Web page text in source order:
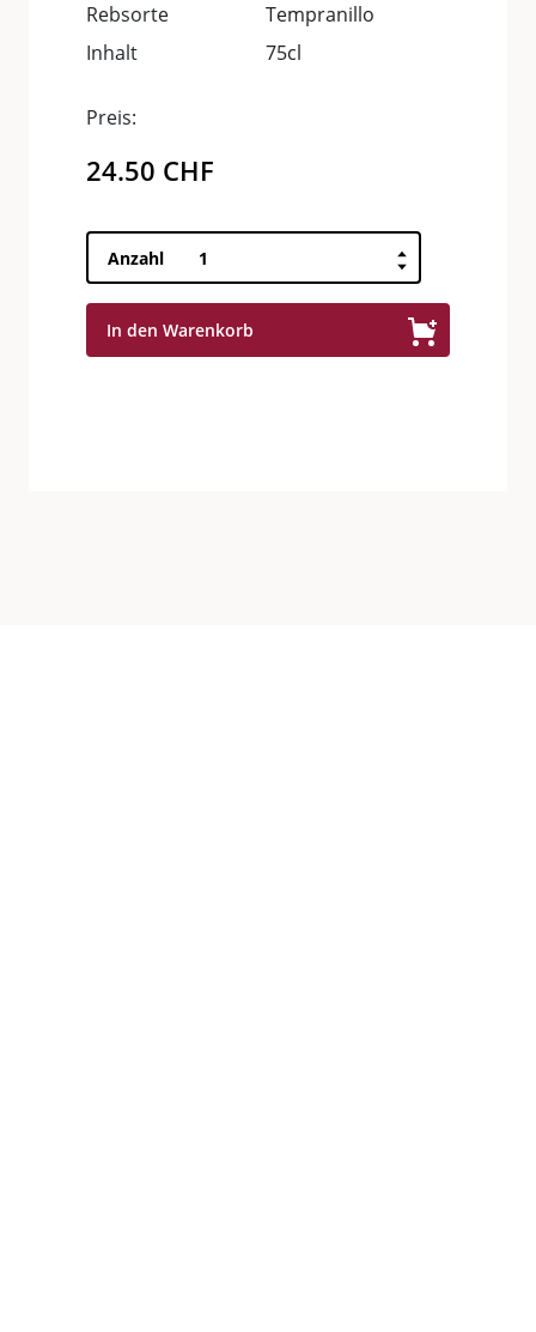
Rebsorte
Tempranillo
Inhalt
75cl
Preis:
24.50 CHF
Anzahl
Figuero
12
Ribera
del
Duero
In den Warenkorb